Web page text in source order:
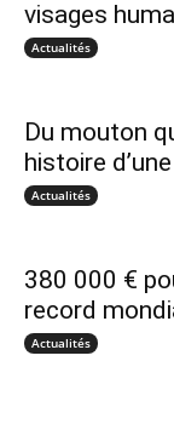
visages
Actualités
Du mouton
histoire
Actualités
380 000 €
record
Actualités